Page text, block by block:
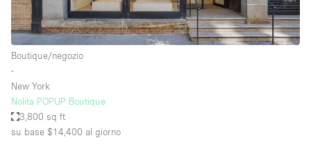
Boutique/negozio
∙
New York
Nolita POPUP Boutique
3,800 sq ft
su base $14,400 al giorno